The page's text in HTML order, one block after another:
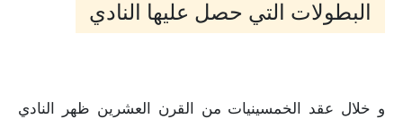
البطولات التي حصل عليها النادي
و خلال عقد الخمسينيات من القرن العشرين ظهر النادي